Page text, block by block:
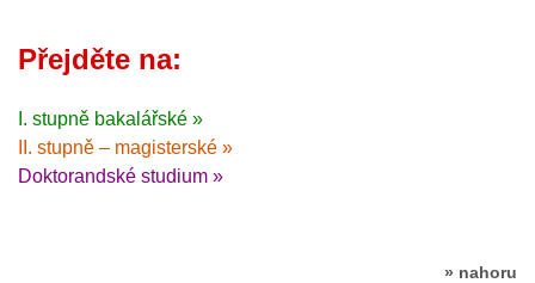
Přejděte na:
I. stupně bakalářské »
II. stupně – magisterské »
Doktorandské studium »
» nahoru